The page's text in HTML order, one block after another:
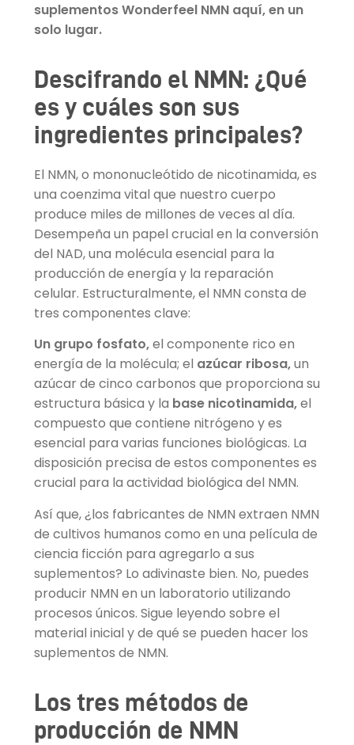
suplementos Wonderfeel NMN aquí, en un
solo lugar.
Descifrando el NMN: ¿Qué
es y cuáles son sus
ingredientes principales?
El NMN, o mononucleótido de nicotinamida, es
una coenzima vital que nuestro cuerpo
produce miles de millones de veces al día.
Desempeña un papel crucial en la conversión
del NAD, una molécula esencial para la
producción de energía y la reparación
celular. Estructuralmente, el NMN consta de
tres componentes clave:
Un grupo fosfato,el componente rico en
energía de la molécula; el azúcar ribosa,un
azúcar de cinco carbonos que proporciona su
estructura básica y la base nicotinamida,el
compuesto que contiene nitrógeno y es
esencial para varias funciones biológicas. La
disposición precisa de estos componentes es
crucial para la actividad biológica del NMN.
Así que, ¿los fabricantes de NMN extraen NMN
de cultivos humanos como en una película de
ciencia ficción para agregarlo a sus
suplementos? Lo adivinaste bien. No, puedes
producir NMN en un laboratorio utilizando
procesos únicos. Sigue leyendo sobre el
material inicial y de qué se pueden hacer los
suplementos de NMN.
Los tres métodos de
producción de NMN